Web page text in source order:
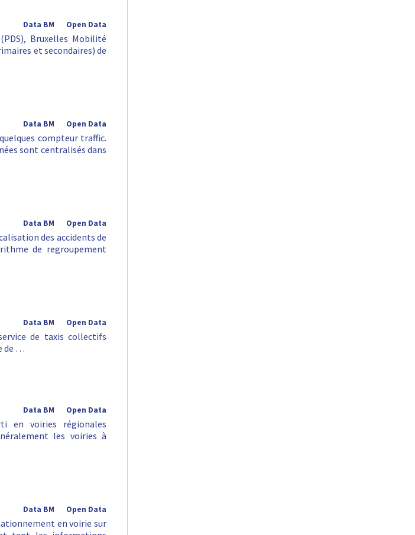
Open Data
Data BM
Bruxelles Mobilité
et secondaires) de
Open Data
Data BM
compteur traffic.
sont centralisés dans
Open Data
Data BM
des accidents de
de regroupement
Open Data
Data BM
de taxis collectifs
de …
Open Data
Data BM
en voiries régionales
les voiries à
Open Data
Data BM
en voirie sur